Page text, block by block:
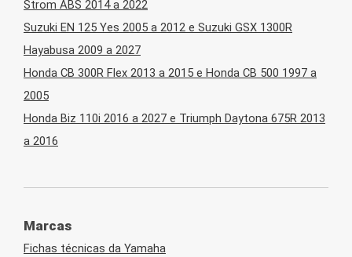
Strom ABS 2014 a 2022
Suzuki EN 125 Yes 2005 a 2012 e Suzuki GSX 1300R
Hayabusa 2009 a 2027
Honda CB 300R Flex 2013 a 2015 e Honda CB 500 1997 a
2005
Honda Biz 110i 2016 a 2027 e Triumph Daytona 675R 2013
a 2016
Marcas
Fichas técnicas da Yamaha